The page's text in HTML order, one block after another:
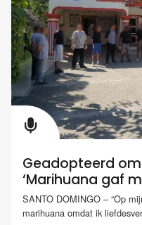
Geadopteerd
‘Marihuana gaf
SANTO DOMINGO – “Op
marihuana omdat ik